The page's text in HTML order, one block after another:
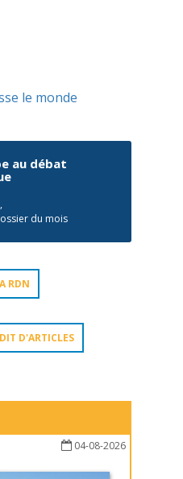
le monde
au débat
du mois
RDN
D'ARTICLES
04-08-2026